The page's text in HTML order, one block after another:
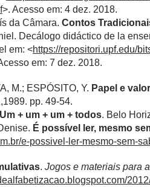
>. Acesso em: 4 dez. 2018.
da Câmara. Contos
Decálogo didáctico de la
em: <https://repositori.upf.edu/
em: 7 dez. 2018.
M.; ESPÓSITO, Y. Papel e
pp. 49-54.
Um + um + um + todos. Belo
É possível ler, mesmo
e-possivel-ler-mesmo-sem-
. Jogos e materiais para